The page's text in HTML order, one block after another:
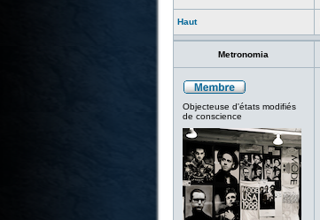
Haut
Metronomia
Objecteuse d'états modifiés
de conscience